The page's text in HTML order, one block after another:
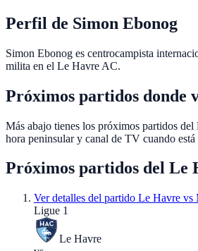
Perfil de Simon Ebonog
Simon Ebonog es centrocampista
milita en el Le Havre AC.
Próximos partidos donde
Más abajo tienes los próximos partidos
hora peninsular y canal de TV cuando
Próximos partidos del Le
Ver detalles del partido Le Havre vs
Ligue 1
Le Havre